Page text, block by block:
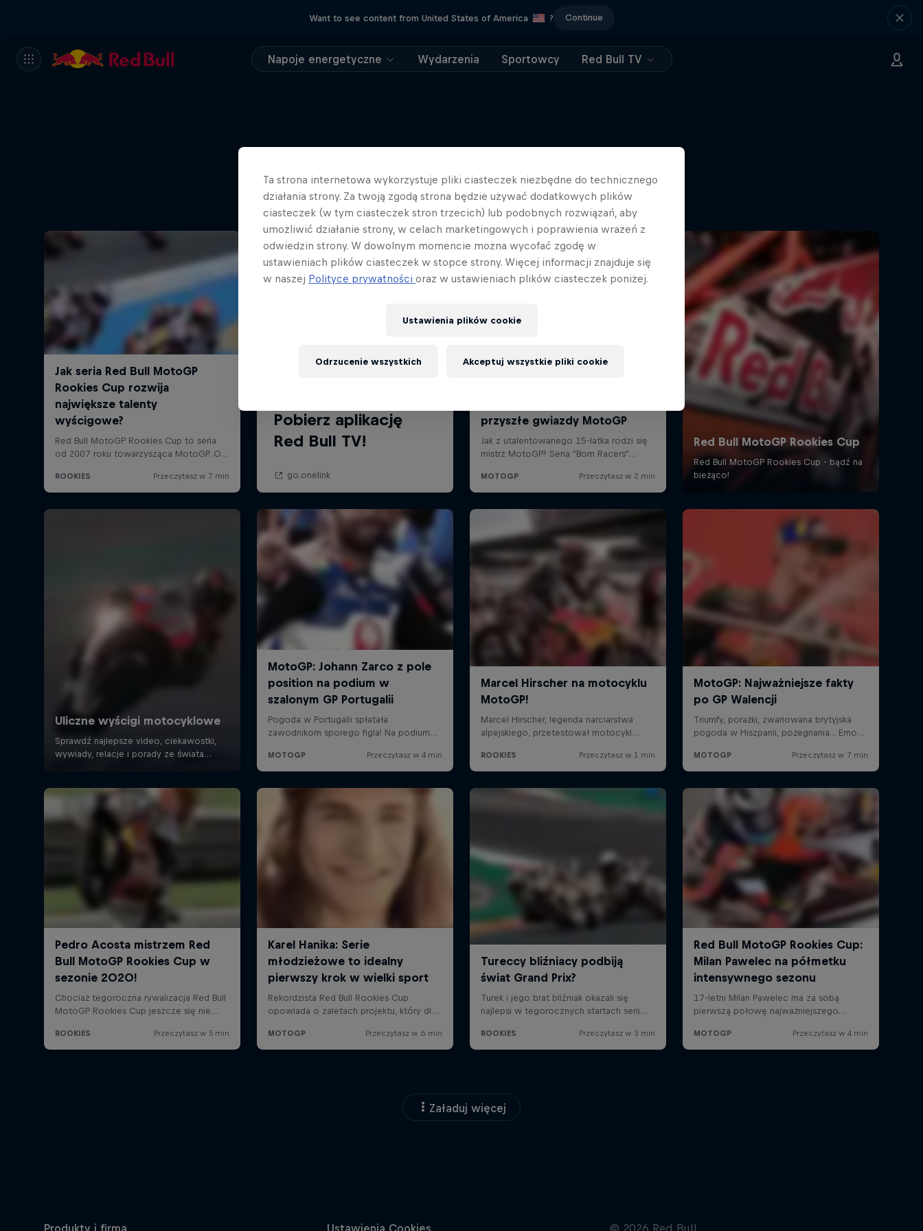
Want to see content from United States of America ? Continue
Napoje energetyczne Wydarzenia Sportowcy Red Bull TV
Więcej podobnych
Załaduj więcej
Ta strona internetowa wykorzystuje pliki ciasteczek niezbędne do technicznego
działania strony. Za twoją zgodą strona będzie używać dodatkowych plików
ciasteczek (w tym ciasteczek stron trzecich) lub podobnych rozwiązań, aby
umożliwić działanie strony, w celach marketingowych i poprawienia wrażeń z
odwiedzin strony. W dowolnym momencie można wycofać zgodę w
ustawieniach plików ciasteczek w stopce strony. Więcej informacji znajduje się
w naszej Polityce prywatności oraz w ustawieniach plików ciasteczek poniżej.
Ustawienia plików cookie
Odrzucenie wszystkich Akceptuj wszystkie pliki cookie